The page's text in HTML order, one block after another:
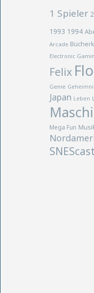
1 Spieler
1993 1994
Arcade
Electronic
Felix
Genie
Japan Leben
Mega Fun
SNEScast